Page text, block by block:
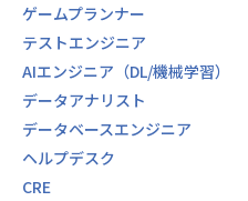
ゲームプランナー
テストエンジニア
AIエンジニア（DL/機械学習）
データアナリスト
データベースエンジニア
ヘルプデスク
CRE